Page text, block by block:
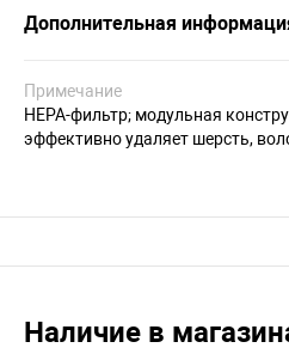
Дополнительная
Примечание
HEPA-фильтр; модульная
эффективно удаляет шерсть,
Наличие в